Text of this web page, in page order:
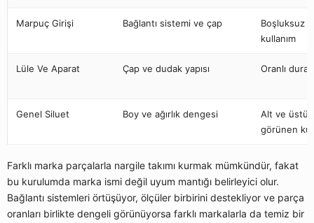
Marpuç Girişi Bağlantı sistemi ve çap
Boşluksuz
kullanım
Lüle Ve Aparat Çap ve dudak yapısı Oranlı
Genel Siluet Boy ve ağırlık dengesi
Alt ve üstü
görünen
Farklı marka parçalarla nargile takımı kurmak mümkündür, fakat
bu kurulumda marka ismi değil uyum mantığı belirleyici olur.
Bağlantı sistemleri örtüşüyor, ölçüler birbirini destekliyor ve parça
oranları birlikte dengeli görünüyorsa farklı markalarla da temiz bir